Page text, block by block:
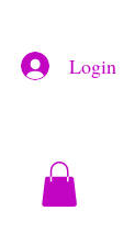
Login